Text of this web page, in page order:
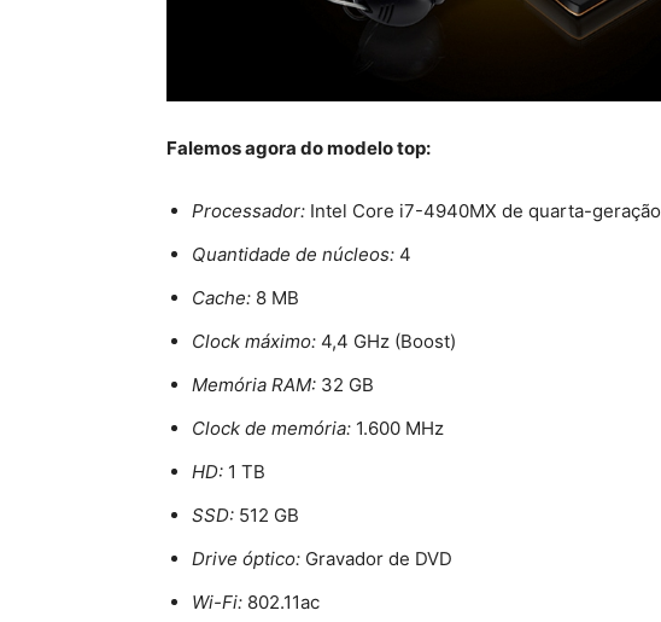
Falemos agora do modelo top:
Processador: Intel Core i7-4940MX de quarta-geração
Quantidade de núcleos: 4
Cache: 8 MB
Clock máximo: 4,4 GHz (Boost)
Memória RAM: 32 GB
Clock de memória: 1.600 MHz
HD: 1 TB
SSD: 512 GB
Drive óptico: Gravador de DVD
Wi-Fi: 802.11ac